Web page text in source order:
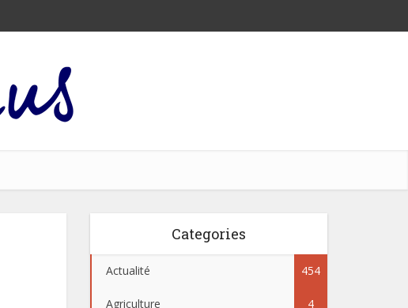
Categories
Actualité 454
Agriculture 4